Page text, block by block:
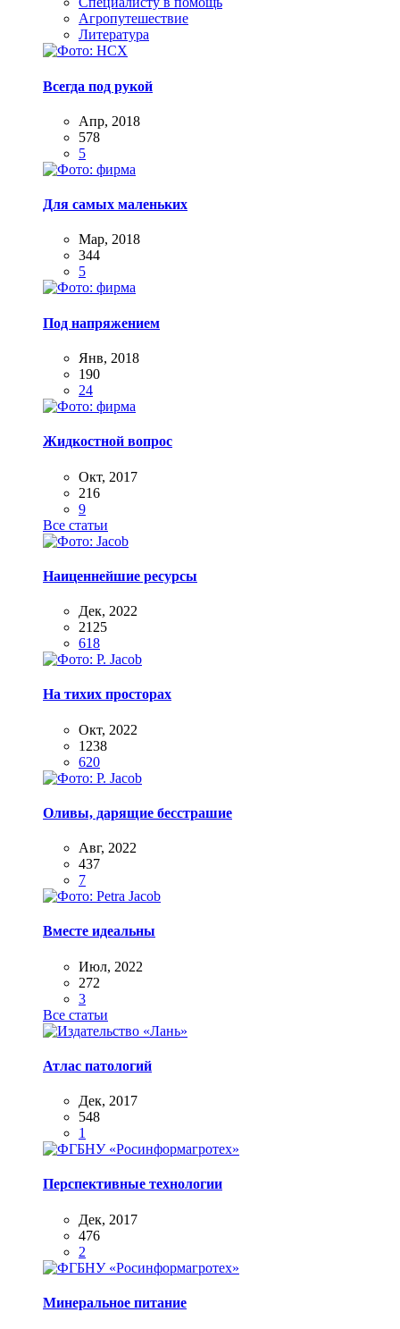
Агропутешествие
Литература
Всегда под рукой
Апр, 2018
578
5
Для самых маленьких
Мар, 2018
344
5
Под напряжением
Янв, 2018
190
24
Жидкостной вопрос
Окт, 2017
216
9
Все статьи
Наиценнейшие ресурсы
Дек, 2022
2125
618
На тихих просторах
Окт, 2022
1238
620
Оливы, дарящие бесстрашие
Авг, 2022
437
7
Вместе идеальны
Июл, 2022
272
3
Все статьи
Атлас патологий
Дек, 2017
548
1
Перспективные технологии
Дек, 2017
476
2
Минеральное питание